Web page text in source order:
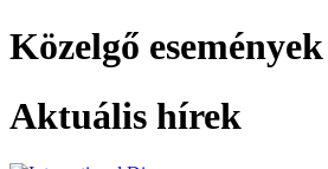
Közelgő események
Aktuális hírek